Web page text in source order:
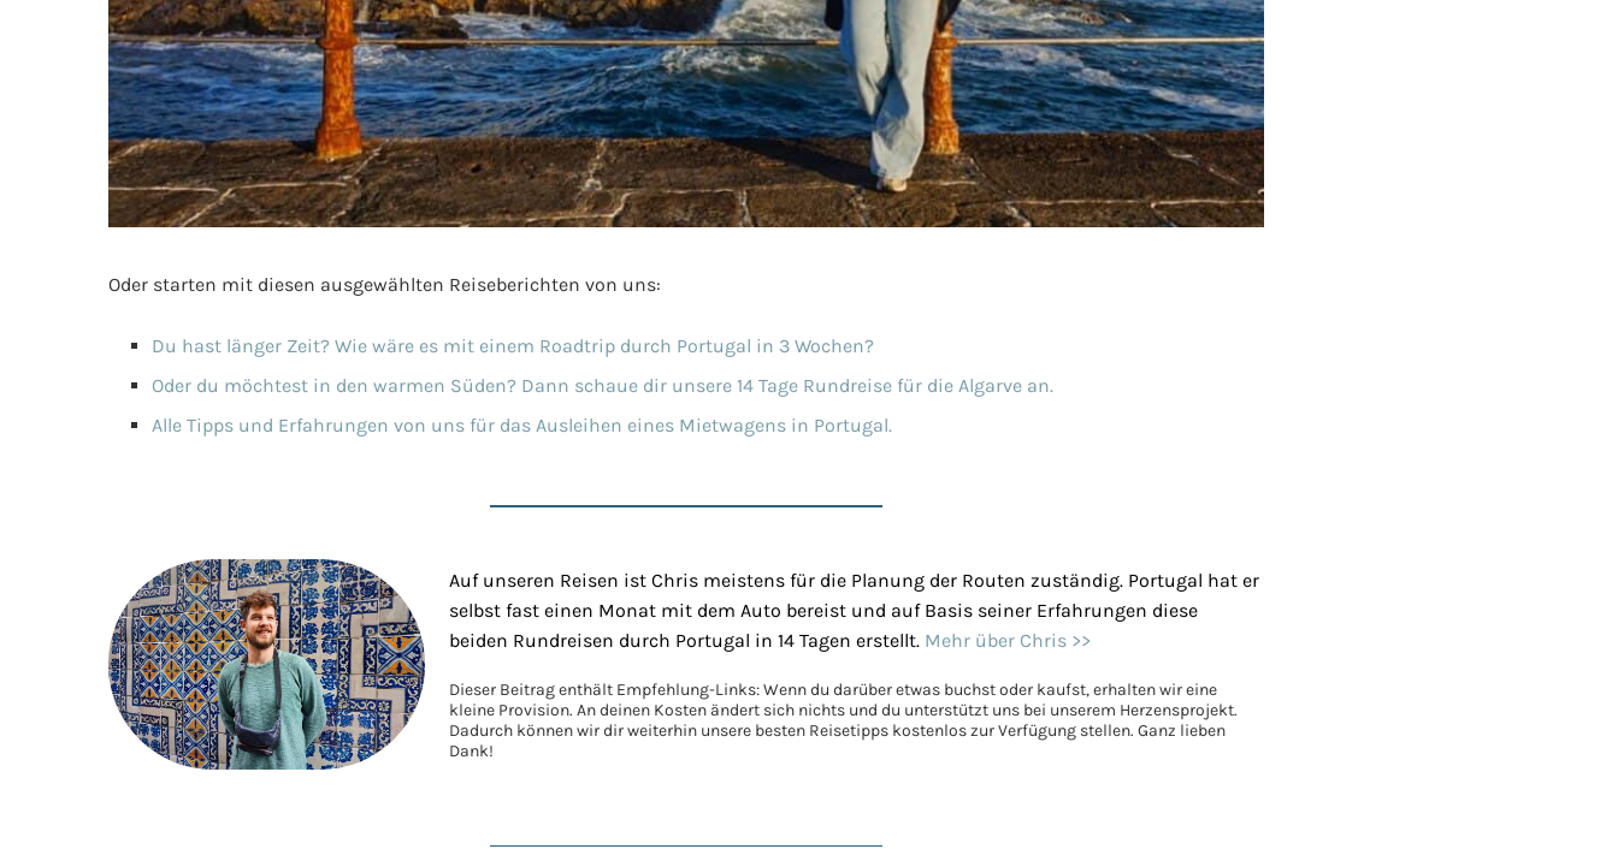
Oder starten mit diesen ausgewählten Reiseberichten von uns:
Du hast länger Zeit? Wie wäre es mit einem Roadtrip durch Portugal in 3 Wochen?
Oder du möchtest in den warmen Süden? Dann schaue dir unsere 14 Tage Rundreise für die Algarve an.
Alle Tipps und Erfahrungen von uns für das Ausleihen eines Mietwagens in Portugal.
Auf unseren Reisen ist Chris meistens für die Planung der Routen zuständig. Portugal hat er
selbst fast einen Monat mit dem Auto bereist und auf Basis seiner Erfahrungen diese
beiden Rundreisen durch Portugal in 14 Tagen erstellt. Mehr über Chris >>
Dieser Beitrag enthält Empfehlung-Links: Wenn du darüber etwas buchst oder kaufst, erhalten wir eine
kleine Provision. An deinen Kosten ändert sich nichts und du unterstützt uns bei unserem Herzensprojekt.
Dadurch können wir dir weiterhin unsere besten Reisetipps kostenlos zur Verfügung stellen. Ganz lieben
Dank!